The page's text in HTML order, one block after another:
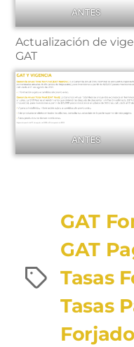
ANTES
Actualización de
GAT
ANTES
Etiquetas
GAT
GAT
Tasas
Tasas